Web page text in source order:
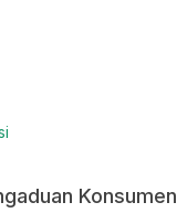
Konsumen